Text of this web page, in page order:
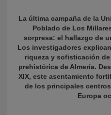
La última campaña de la
Poblado de Los
sorpresa: el hallazgo de
Los investigadores
riqueza y sofisticación
prehistórica de Almería.
XIX, este asentamiento
de los principales
Europa